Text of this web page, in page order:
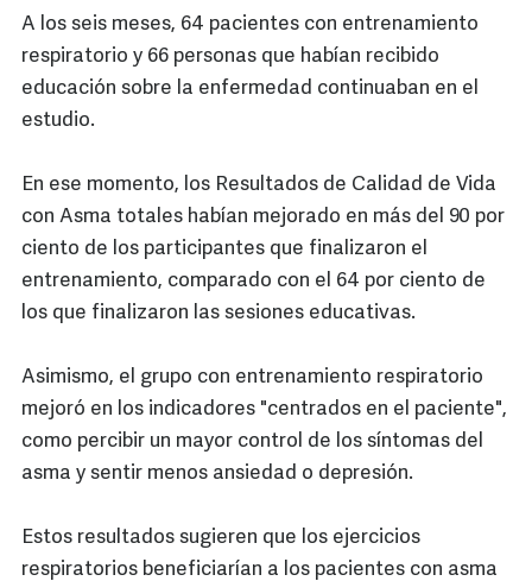
A los seis meses, 64 pacientes con entrenamiento
respiratorio y 66 personas que habían recibido
educación sobre la enfermedad continuaban en el
estudio.
En ese momento, los Resultados de Calidad de Vida
con Asma totales habían mejorado en más del 90 por
ciento de los participantes que finalizaron el
entrenamiento, comparado con el 64 por ciento de
los que finalizaron las sesiones educativas.
Asimismo, el grupo con entrenamiento respiratorio
mejoró en los indicadores "centrados en el paciente",
como percibir un mayor control de los síntomas del
asma y sentir menos ansiedad o depresión.
Estos resultados sugieren que los ejercicios
respiratorios beneficiarían a los pacientes con asma